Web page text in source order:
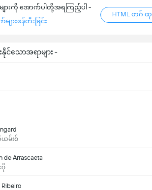
များကို အောက်ပါတို့အရကြည့်ပါ -
ားဖန်တီးခြင်း
HTML တဂ်
င်သောအရာများ -
မ်းစ်
de Arrascaeta
ဂို
Ribeiro